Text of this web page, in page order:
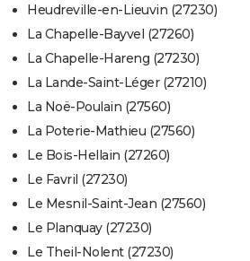
Heudreville-en-Lieuvin (27230)
La Chapelle-Bayvel (27260)
La Chapelle-Hareng (27230)
La Lande-Saint-Léger (27210)
La Noë-Poulain (27560)
La Poterie-Mathieu (27560)
Le Bois-Hellain (27260)
Le Favril (27230)
Le Mesnil-Saint-Jean (27560)
Le Planquay (27230)
Le Theil-Nolent (27230)